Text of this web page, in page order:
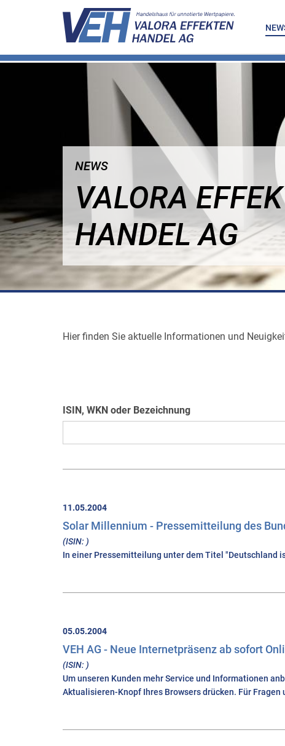
NEWS
VALORA
HANDEL AG
Hier finden Sie aktuelle Informationen und
ISIN, WKN oder Bezeichnung
11.05.2004
Solar Millennium - Pressemitteilung des
(ISIN: )
In einer Pressemitteilung unter dem Titel "Deutschland
05.05.2004
VEH AG - Neue Internetpräsenz ab sofort
(ISIN: )
Um unseren Kunden mehr Service und Informationen
Aktualisieren-Knopf Ihres Browsers drücken. Für